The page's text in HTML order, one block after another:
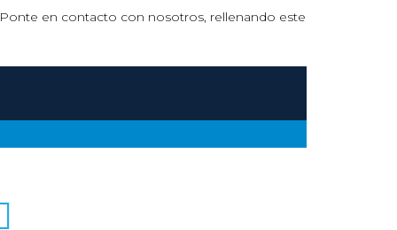
en contacto con nosotros, rellenando este